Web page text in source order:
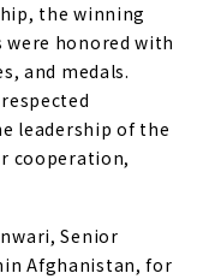
the winning
honored with
and medals.
leadership of the
cooperation,
Senior
Afghanistan, for